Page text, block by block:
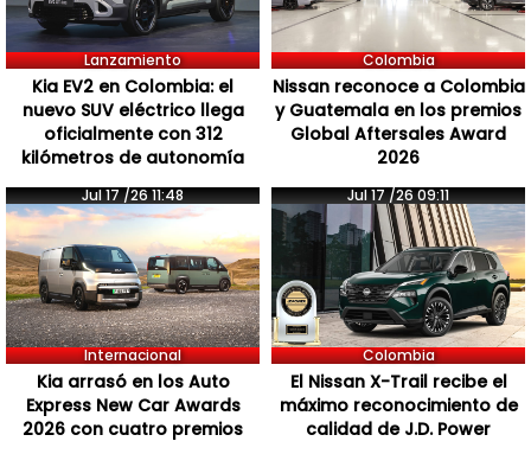
Lanzamiento
Kia EV2 en Colombia: el
nuevo SUV eléctrico llega
oficialmente con 312
kilómetros de autonomía
Colombia
Nissan reconoce a Colombia
y Guatemala en los premios
Global Aftersales Award
2026
Jul 17 /26 11:48
Internacional
Kia arrasó en los Auto
Express New Car Awards
2026 con cuatro premios
Jul 17 /26 09:11
Colombia
El Nissan X-Trail recibe el
máximo reconocimiento de
calidad de J.D. Power